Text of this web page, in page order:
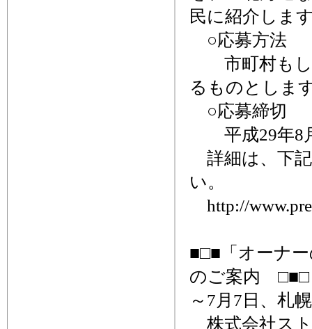
民に紹介しま
○応募方法
市町村もし
るものとしま
○応募締
平成29年8
詳細は、下
い。
http://
■□■「オーナ
のご案内 □■□
～7月7日、札
株式会社ス